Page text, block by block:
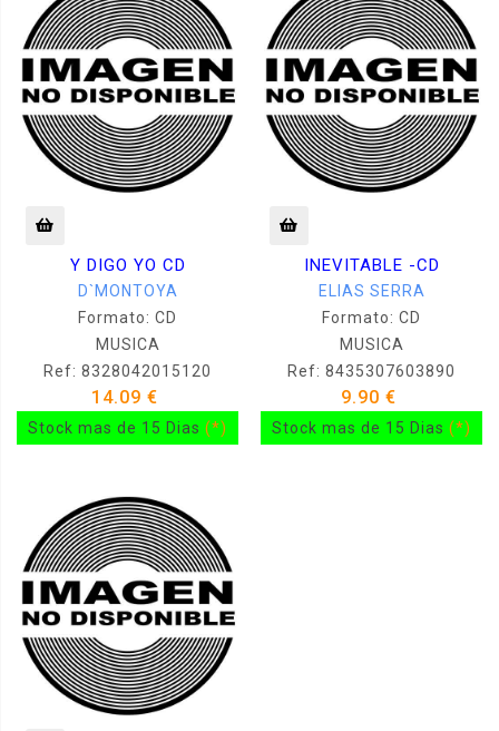
Y DIGO YO CD
D`MONTOYA
Formato: CD
MUSICA
Ref: 8328042015120
14.09 €
Stock mas de 15 Dias (*)
INEVITABLE -CD
ELIAS SERRA
Formato: CD
MUSICA
Ref: 8435307603890
9.90 €
Stock mas de 15 Dias (*)